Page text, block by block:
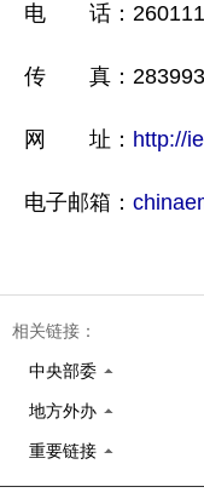
电 话：
传 真：
网 址： http://
电子邮箱：
相关链接：
中央部委
地方外办
重要链接